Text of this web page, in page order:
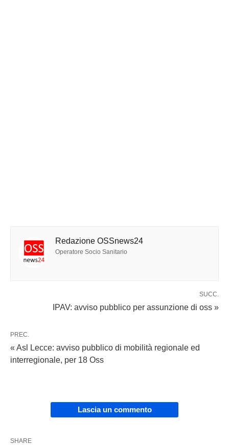
Redazione OSSnews24
Operatore Socio Sanitario
SUCC.
IPAV: avviso pubblico per assunzione di oss »
PREC.
« Asl Lecce: avviso pubblico di mobilità regionale ed
interregionale, per 18 Oss
Lascia un commento
SHARE